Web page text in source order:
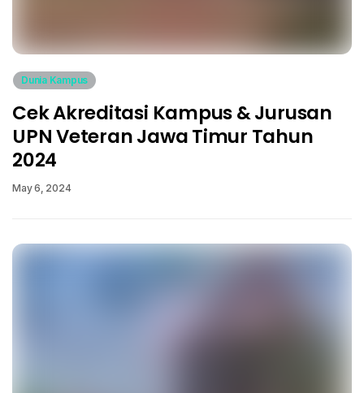
Dunia Kampus
Cek Akreditasi Kampus & Jurusan
UPN Veteran Jawa Timur Tahun
2024
May 6, 2024